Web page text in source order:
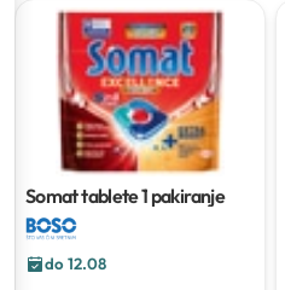
Somat tablete1 pakiranje
do 12.08